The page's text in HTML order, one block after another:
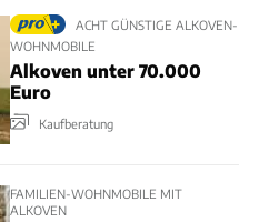
ACHT GÜNSTIGE ALKOVEN-
WOHNMOBILE
Alkoven unter 70.000
Euro
Kaufberatung
FAMILIEN-WOHNMOBILE MIT
ALKOVEN